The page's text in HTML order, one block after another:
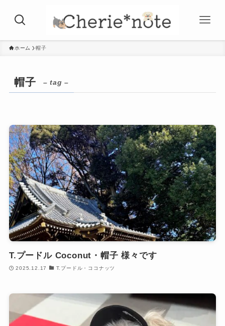
ホーム 帽子
帽子 – tag –
T.プードル Coconut・帽子 様々です
2025.12.17 T.プードル・ココナッツ